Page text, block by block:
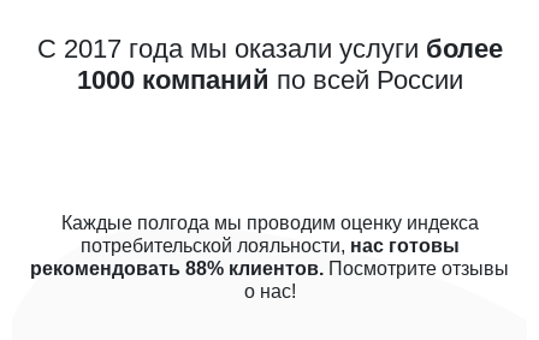
С 2017 года мы оказали услуги более
1000 компаний по всей России
Каждые полгода мы проводим оценку индекса
потребительской лояльности, нас готовы
рекомендовать 88% клиентов. Посмотрите отзывы
о нас!